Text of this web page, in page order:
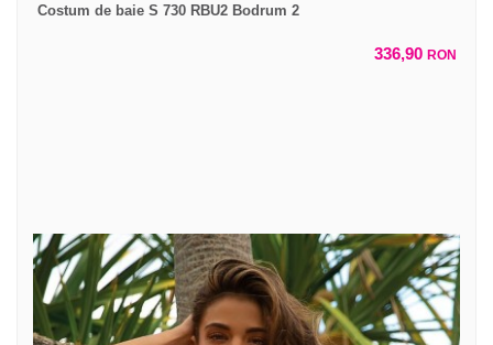
Costum de baie S 730 RBU2 Bodrum 2
336,90 RON